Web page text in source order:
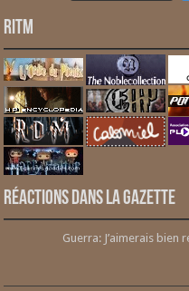
RITM
Réactions dans la gazette
Guerra: J’aimerais bien